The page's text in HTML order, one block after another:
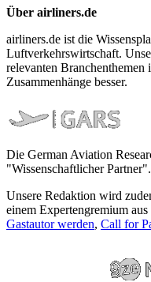
Über airliners.de
airliners.de ist die
Luftverkehrswirtschaft.
relevanten Branchenthemen
Zusammenhänge besser.
Die German Aviation
"Wissenschaftlicher
Unsere Redaktion wird
einem Expertengremium
Gastautor werden, Call for